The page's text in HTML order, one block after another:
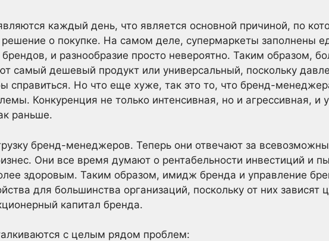
каждый день, что является основной причиной, по
решение о покупке. На самом деле, супермаркеты заполнены
и разнообразие просто невероятно. Таким образом,
самый дешевый продукт или универсальный, поскольку
справиться. Но что еще хуже, так это то, что бренд-
Конкуренция не только интенсивная, но и агрессивная, и
раньше.
бренд-менеджеров. Теперь они отвечают за
Они все время думают о рентабельности инвестиций и
здоровым. Таким образом, имидж бренда и управление
для большинства организаций, поскольку от них зависят
капитал бренда.
с целым рядом проблем: